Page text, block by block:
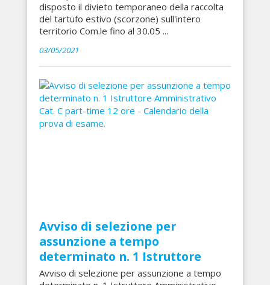
disposto il divieto temporaneo della raccolta
del tartufo estivo (scorzone) sull'intero
territorio Com.le fino al 30.05 ...
03/05/2021
Avviso di selezione per
assunzione a tempo
determinato n. 1 Istruttore
Avviso di selezione per assunzione a tempo